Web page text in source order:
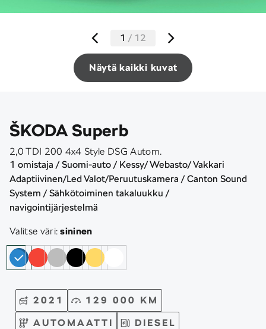
Näytä kaikki kuvat
1 / 12
ŠKODA Superb
2,0 TDI 200 4x4 Style DSG Autom.
1 omistaja / Suomi-auto / Kessy/ Webasto/ Vakkari
Adaptiivinen/Led Valot/Peruutuskamera / Canton Sound
System / Sähkötoiminen takaluukku /
navigointijärjestelmä
Valitse väri:sininen
2021
129 000 KM
AUTOMAATTI
DIESEL